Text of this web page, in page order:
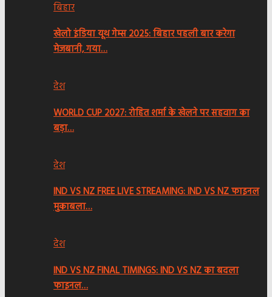
बिहार
खेलो इंडिया यूथ गेम्स 2025: बिहार पहली बार करेगा
मेजबानी, गया…
देश
WORLD CUP 2027: रोहित शर्मा के खेलने पर सहवाग का
बड़ा…
देश
IND VS NZ FREE LIVE STREAMING: IND VS NZ फाइनल
मुकाबला…
देश
IND VS NZ FINAL TIMINGS: IND VS NZ का बदला
फाइनल…